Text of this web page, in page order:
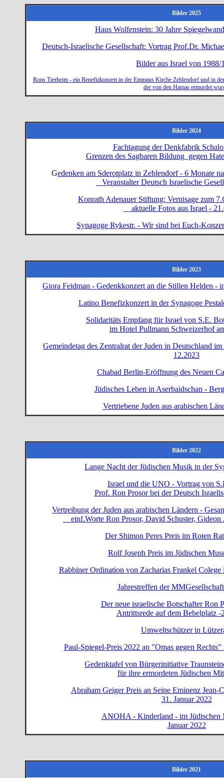
Bilder 2025
Haus Wolfenstein: 30 Jahre
Deutsch-Israelische Gesellschaft: Vortrag Prof.Dr.
Bilder aus Israel von 1988/
Rons Tierheim - ein Benefizkonzert in der Emmaus Kirche Zehlendorf und in
der von den Hamas ermordet
Bilder 2024
Fachtagung der Denkfabrik
Grenzen des Sagbaren Bildung gegen
Gedenken am Sderotplatz in Zehlendorf - 6 Monate
Veranstalter Deutsch Israelische
Konrath Adenauer Stiftung: Vernisage zum
aktuelle Fotos aus Israel -
Synagoge Rykestr. - Wir sind bei Euch-
Bilder 2023
Giora Feidman - Gedenkkonzert an die Stillen Helden -
Latino Benefizkonzert in der Synagoge
Solidaritäts Empfang für Israel von S.E.
im Hotel Pullmann Schweizerhof
Gemeindetag des Zentralrat der Juden in Deutschland
12.2023
Chabad Berlin-Eröffnung des Neuen
Jüdisches Leben in Aserbaidschan -
Vertriebene Juden aus arabischen
Bilder 2022
Lange Nacht der Jüdischen Musik in der
Israel und die UNO - Vortrag von
Prof. Ron Prosor bei der Deutsch
Vertreibung der Juden aus arabischen Ländern -
einf.Worte Ron Prosor, David Schuster, Gideon
Der Shimon Peres Preis im Roten
Rolf Joseph Preis im Jüdischen
Rabbiner Ordination von Zacharias Frankel
Jahrestreffen der
Der neue israelische Botschafter Ron
Antrittsrede auf dem Bebelplatz -
Umweltschützer in
Paul-Spiegel-Preis 2022 an "Omas gegen
Gedenktafel von Bürgerinitiative
für ihre ermordeten Jüdischen
Abraham Geiger Preis an Seine Eminenz
31. Januar 2022
ANOHA - Kinderland - im Jüdischen
Januar 2022
Bilder 2021